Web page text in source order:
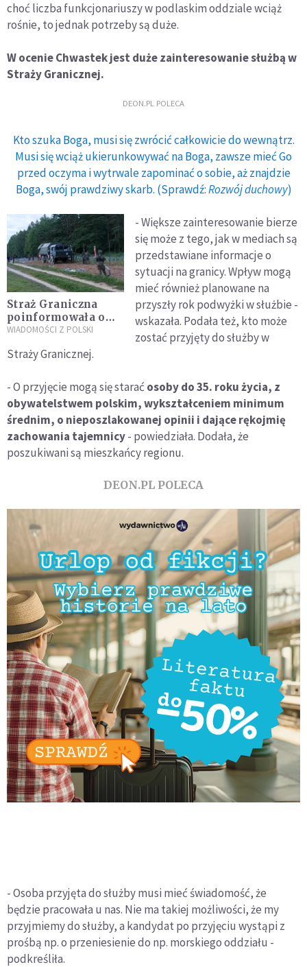
choć liczba funkcjonariuszy w podlaskim oddziale wciąż
rośnie, to jednak potrzeby są duże.
W ocenie Chwastek jest duże zainteresowanie służbą w
Straży Granicznej.
DEON.PL POLECA
Kto szuka Boga, musi się zwrócić całkowicie do wewnątrz.
Musi się wciąż ukierunkowywać na Boga, zawsze mieć Go
przed oczyma i wytrwale zapominać o sobie, aż znajdzie
Boga, swój prawdziwy skarb. (Sprawdź:Rozwój duchowy)
Straż Graniczna
poinformowała o
524 próbach
przekroczenia
granicy
WIADOMOŚCI Z POLSKI
- Większe zainteresowanie bierze
się może z tego, jak w mediach są
przedstawiane informacje o
sytuacji na granicy. Wpływ mogą
mieć również planowane na
przyszły rok podwyżki w służbie -
wskazała. Podała też, kto może
zostać przyjęty do służby w
Straży Granicznej.
- O przyjęcie mogą się starać osoby do 35. roku życia, z
obywatelstwem polskim, wykształceniem minimum
średnim, o nieposzlakowanej opinii i dające rękojmię
zachowania tajemnicy- powiedziała. Dodała, że
poszukiwani są mieszkańcy regionu.
DEON.PL POLECA
- Osoba przyjęta do służby musi mieć świadomość, że
będzie pracowała u nas. Nie ma takiej możliwości, że my
przyjmiemy do służby, a kandydat po przyjęciu wystąpi z
prośbą np. o przeniesienie do np. morskiego oddziału -
podkreśliła.